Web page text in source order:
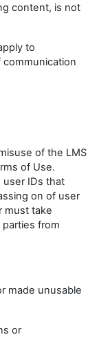
content, is not
to
of the LMS
of Use.
user IDs that
on of user
must take
from
made unusable
or